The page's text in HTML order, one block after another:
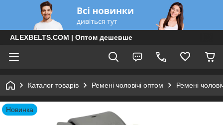
ALEXBELTS.COM | Оптом дешевше
Каталог товарів Ремені чоловічі оптом Ремені
Новинка